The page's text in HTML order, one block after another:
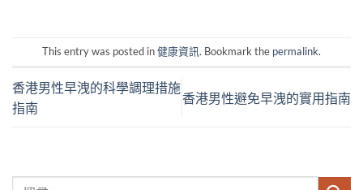
This entry was posted in健康資訊. Bookmark the permalink.
香港男性早洩的科學調理措施
指南
香港男性避免早洩的實用指南